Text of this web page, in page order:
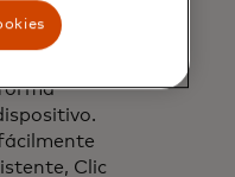
pago en
Clic